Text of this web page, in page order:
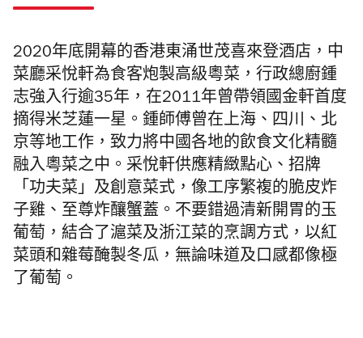
2020年底開幕的香港東涌世茂喜來登酒店，中
菜廳采悅軒為食客炮製高級粵菜，行政總廚鍾
志強入行逾35年，在2011年曾帶領國金軒首度
摘得米芝蓮一星。鍾師傅曾在上海、四川、北
京等地工作，致力將中國各地的飲食文化精髓
融入粵菜之中。采悅軒供應精緻點心、招牌
「功夫菜」及創意菜式，像工序繁複的脆皮炸
子雞、至尊炸釀蟹蓋。不要錯過清新開胃的玉
葡萄，結合了滬菜及浙江菜的烹調方式，以紅
菜頭和雜莓醃製冬瓜，無論味道及口感都像極
了葡萄。